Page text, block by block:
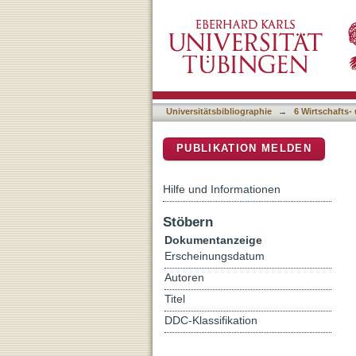
Universitätsbibliographie → 6 Wirtschafts-
PUBLIKATION MELDEN
Hilfe und Informationen
Stöbern
Dokumentanzeige
Erscheinungsdatum
Autoren
Titel
DDC-Klassifikation